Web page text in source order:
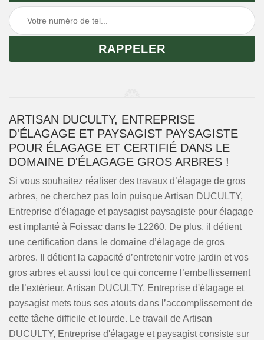
ARTISAN DUCULTY, ENTREPRISE
D'ÉLAGAGE ET PAYSAGIST PAYSAGISTE
POUR ÉLAGAGE ET CERTIFIÉ DANS LE
DOMAINE D'ÉLAGAGE GROS ARBRES !
Si vous souhaitez réaliser des travaux d’élagage de gros
arbres, ne cherchez pas loin puisque Artisan DUCULTY,
Entreprise d'élagage et paysagist paysagiste pour élagage
est implanté à Foissac dans le 12260. De plus, il détient
une certification dans le domaine d’élagage de gros
arbres. Il détient la capacité d’entretenir votre jardin et vos
gros arbres et aussi tout ce qui concerne l’embellissement
de l’extérieur. Artisan DUCULTY, Entreprise d'élagage et
paysagist mets tous ses atouts dans l’accomplissement de
cette tâche difficile et lourde. Le travail de Artisan
DUCULTY, Entreprise d'élagage et paysagist consiste sur